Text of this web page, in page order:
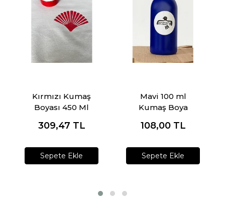
Kırmızı Kumaş
Boyası 450 Ml
309,47 TL
Sepete Ekle
Mavi 100 ml
Kumaş Boya
108,00 TL
Sepete Ekle